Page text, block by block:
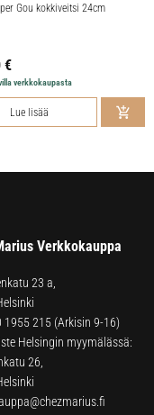
Gou kokkiveitsi 24cm
€
verkkokaupasta
Lue lisää
Verkkokauppa
23 a,
1955 215 (Arkisin 9-16)
Helsingin myymälässä:
26,